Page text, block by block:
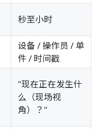
秒至小时
设备 / 操作员 / 单
件 / 时间戳
"现在正在发生什
么（现场视
角）？"